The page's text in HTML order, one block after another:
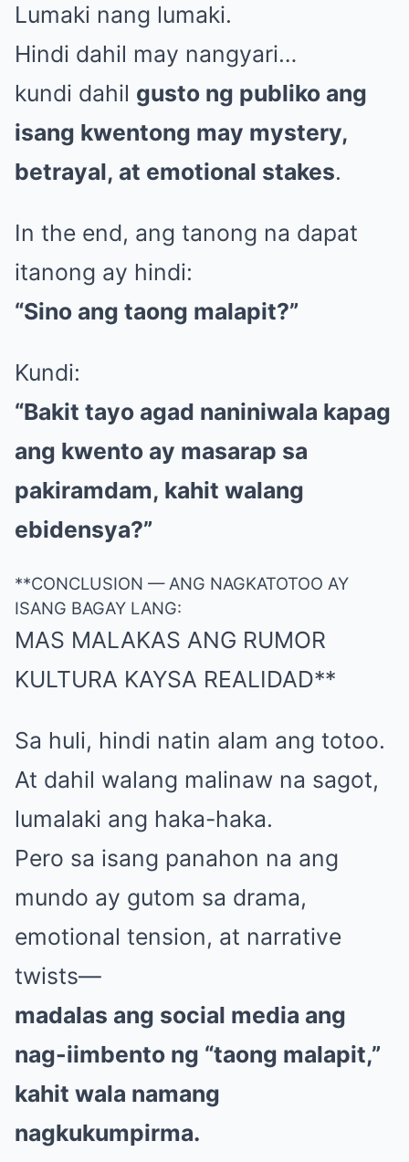
Lumaki nang lumaki.
Hindi dahil may nangyari…
kundi dahil gusto ng publiko ang
isang kwentong may mystery,
betrayal, at emotional stakes.
In the end, ang tanong na dapat
itanong ay hindi:
“Sino ang taong malapit?”
Kundi:
“Bakit tayo agad naniniwala kapag
ang kwento ay masarap sa
pakiramdam, kahit walang
ebidensya?”
**CONCLUSION — ANG NAGKATOTOO AY
ISANG BAGAY LANG:
MAS MALAKAS ANG RUMOR
KULTURA KAYSA REALIDAD**
Sa huli, hindi natin alam ang totoo.
At dahil walang malinaw na sagot,
lumalaki ang haka-haka.
Pero sa isang panahon na ang
mundo ay gutom sa drama,
emotional tension, at narrative
twists—
madalas ang social media ang
nag-iimbento ng “taong malapit,”
kahit wala namang
nagkukumpirma.